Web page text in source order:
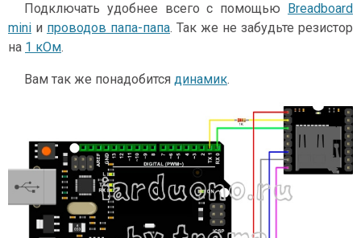
Подключать удобнее всего с помощью Breadboard
mini и проводов папа-папа. Так же не забудьте резистор
на 1 кОм.
Вам так же понадобится динамик.